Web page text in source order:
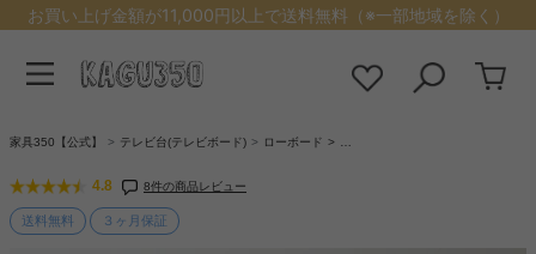
お買い上げ金額が11,000円以上で送料無料（※一部地域を除く）
家具350【公式】 テレビ台(テレビボード) ローボード
4.8 8件の商品レビュー
送料無料 ３ヶ月保証